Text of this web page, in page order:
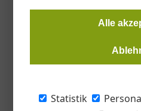
Alle
Statistik
Servicezentrum. Von dort
zentraleuropäischen EU-
umfangreichen Sortiment an
Spezialist für Bleche,
ALFUN als Lieferant für